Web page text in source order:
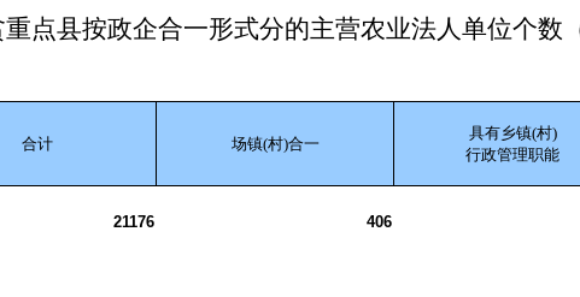
点县按政企合一形式分的主营农业法人单位个数
合计 场镇(村)合一
具有乡镇(村)
行政管理职能
21176 406